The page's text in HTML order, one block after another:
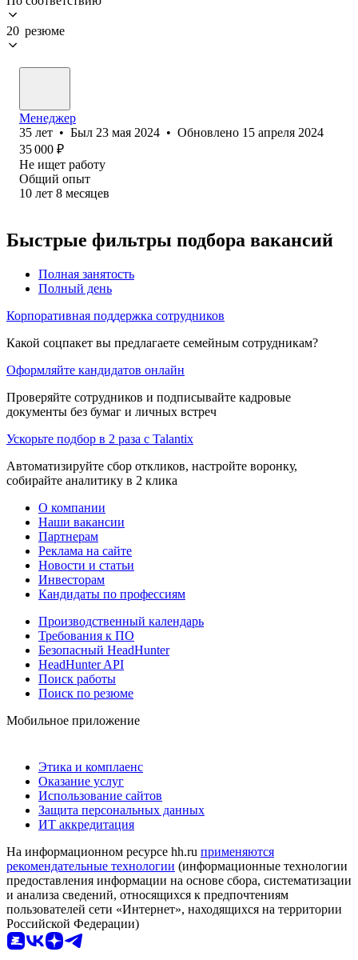
20 резюме
Менеджер
35 лет • Был 23 мая 2024 • Обновлено 15 апреля 2024
35 000 ₽
Не ищет работу
Общий опыт
10 лет 8 месяцев
Быстрые фильтры подбора вакансий
Полная занятость
Полный день
Корпоративная поддержка сотрудников
Какой соцпакет вы предлагаете семейным сотрудникам?
Оформляйте кандидатов онлайн
Проверяйте сотрудников и подписывайте кадровые
документы без бумаг и личных встреч
Ускорьте подбор в 2 раза с Talantix
Автоматизируйте сбор откликов, настройте воронку,
собирайте аналитику в 2 клика
О компании
Наши вакансии
Партнерам
Реклама на сайте
Новости и статьи
Инвесторам
Кандидаты по профессиям
Производственный календарь
Требования к ПО
Безопасный HeadHunter
HeadHunter API
Поиск работы
Поиск по резюме
Мобильное приложение
Этика и комплаенс
Оказание услуг
Использование сайтов
Защита персональных данных
ИТ аккредитация
На информационном ресурсе hh.ru применяются
рекомендательные технологии (информационные технологии
предоставления информации на основе сбора, систематизации
и анализа сведений, относящихся к предпочтениям
пользователей сети «Интернет», находящихся на территории
Российской Федерации)